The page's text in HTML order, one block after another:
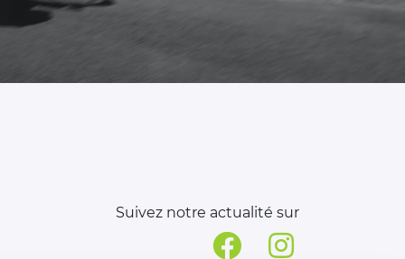
Suivez notre actualité sur